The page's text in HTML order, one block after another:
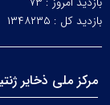
بازدید کل : ۱۳۴۸۲۳۵
مرکز ملی ذخایر